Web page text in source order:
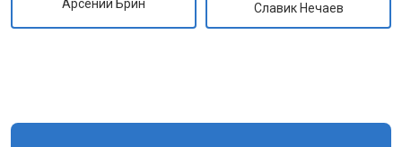
Арсений Брин Славик Нечаев